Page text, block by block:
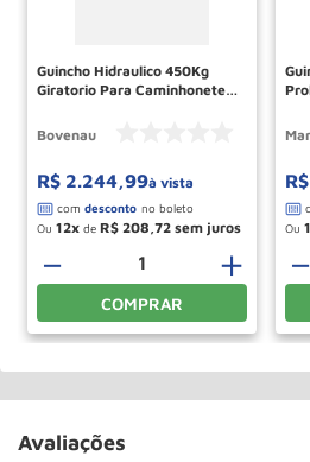
Guincho Hidraulico 450Kg
Giratorio Para Caminhonete
Bovenau
R$ 2.244,99à vista
Ou 12 de R$ 208 72
＋
－
COMPRAR
R$
Ou
－
Avaliações